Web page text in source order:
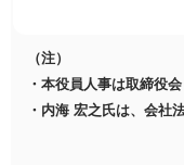
（注）
・本役員人事は取締役
・内海 宏之氏は、会社